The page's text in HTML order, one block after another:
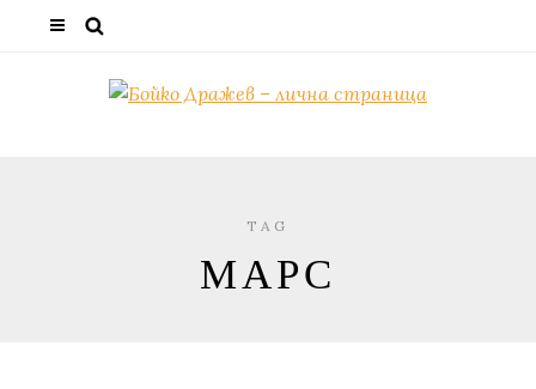
TAG
МАРС